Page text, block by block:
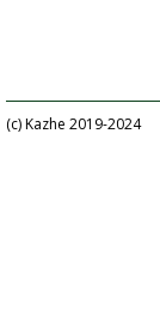
(c) Kazhe 2019-2024